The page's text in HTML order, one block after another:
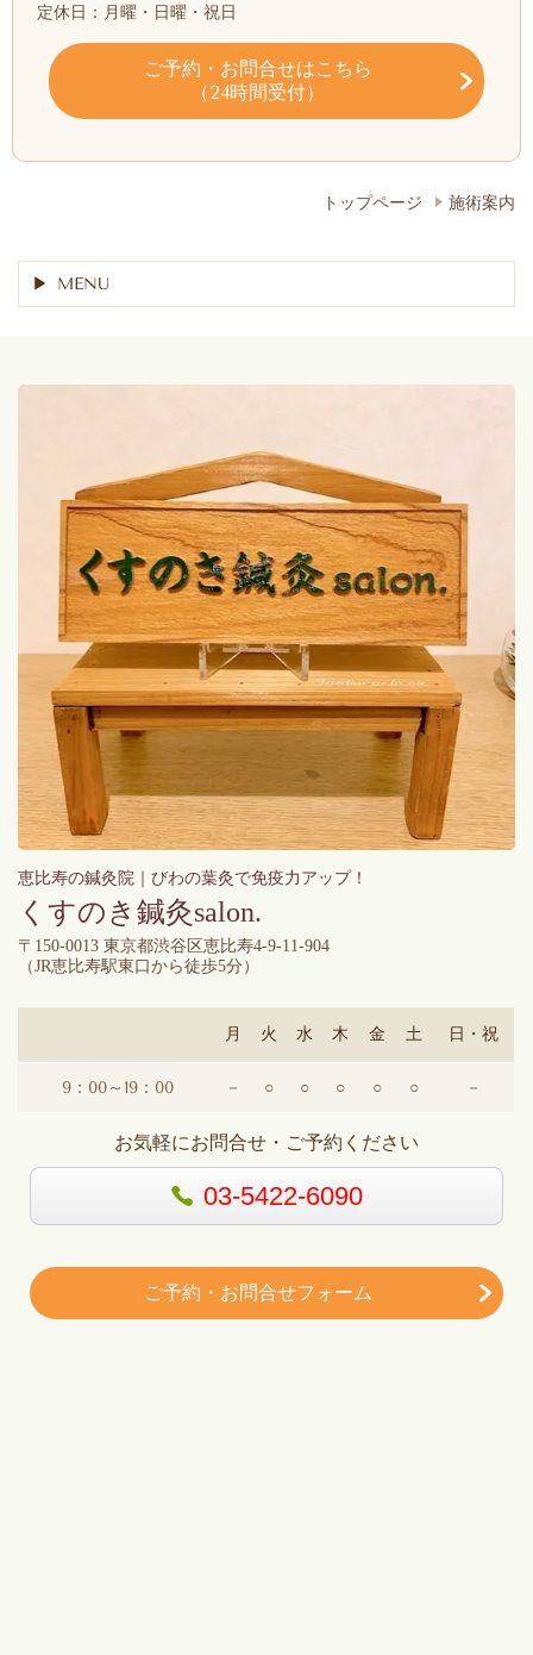
定休日：月曜・日曜・祝日
ご予約・お問合せはこちら
（24時間受付）
トップページ 施術案内
MENU
恵比寿の鍼灸院｜びわの葉灸で免疫力アップ！
くすのき鍼灸salon.
〒150-0013 東京都渋谷区恵比寿4-9-11-904
（JR恵比寿駅東口から徒歩5分）
月 火 水 木 金 土 日・祝
9：00～19：00 － ○ ○ ○ ○ ○ －
お気軽にお問合せ・ご予約ください
03-5422-6090
ご予約・お問合せフォーム